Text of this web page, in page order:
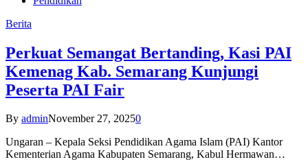
Berita
Perkuat Semangat Bertanding, Kasi PAI
Kemenag Kab. Semarang Kunjungi
Peserta PAI Fair
By adminNovember 27, 20250
Ungaran – Kepala Seksi Pendidikan Agama Islam (PAI) Kantor
Kementerian Agama Kabupaten Semarang, Kabul Hermawan…